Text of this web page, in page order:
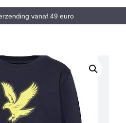
vanaf 49 euro